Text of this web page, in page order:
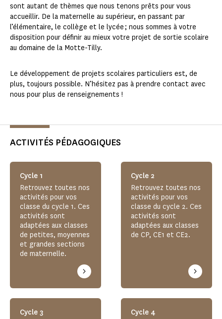
sont autant de thèmes que nous tenons prêts pour vous
accueillir. De la maternelle au supérieur, en passant par
l’élémentaire, le collège et le lycée ; nous sommes à votre
disposition pour définir au mieux votre projet de sortie scolaire
au domaine de la Motte-Tilly.
Le développement de projets scolaires particuliers est, de
plus, toujours possible. N’hésitez pas à prendre contact avec
nous pour plus de renseignements !
ACTIVITÉS PÉDAGOGIQUES
Cycle 1
Retrouvez toutes nos
activités pour vos
classe du cycle 1. Ces
activités sont
adaptées aux classes
de petites, moyennes
et grandes sections
de maternelle.
Cycle 2
Retrouvez toutes nos
activités pour vos
classe du cycle 2. Ces
activités sont
adaptées aux classes
de CP, CE1 et CE2.
Cycle 3
Cycle 4